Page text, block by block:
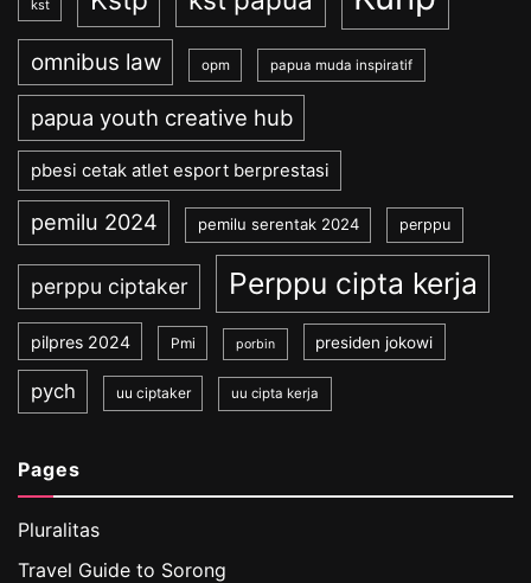
kst
omnibus law opm papua muda inspiratif
papua youth creative hub
pbesi cetak atlet esport berprestasi
pemilu 2024 pemilu serentak 2024 perppu
perppu ciptaker Perppu cipta kerja
pilpres 2024 Pmi porbin presiden jokowi
pych uu ciptaker uu cipta kerja
Pages
Pluralitas
Travel Guide to Sorong